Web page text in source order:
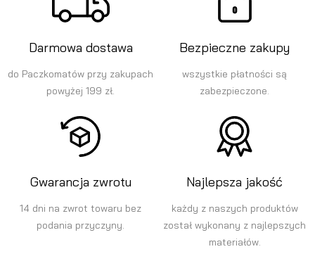
Darmowa dostawa
do Paczkomatów przy zakupach
powyżej 199 zł.
Bezpieczne zakupy
wszystkie płatności są
zabezpieczone.
Gwarancja zwrotu
14 dni na zwrot towaru bez
podania przyczyny.
Najlepsza jakość
każdy z naszych produktów
został wykonany z najlepszych
materiałów.